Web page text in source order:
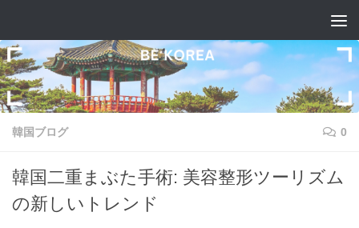
韓国ブログ 0
韓国二重まぶた手術: 美容整形ツーリズム
の新しいトレンド